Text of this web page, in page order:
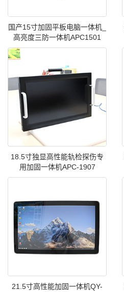
国产15寸加固平板电脑一体机_
高亮度三防一体机APC1501
18.5寸独显高性能轨检探伤专
用加固一体机APC-1907
21.5寸高性能加固一体机QY-